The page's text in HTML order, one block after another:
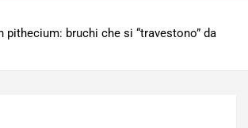
pithecium: bruchi che si “travestono” da